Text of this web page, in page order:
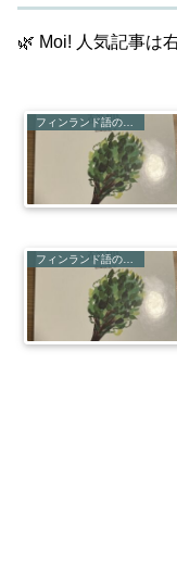
🌿 Moi! 人気記事は
フィンランド語のハナシ